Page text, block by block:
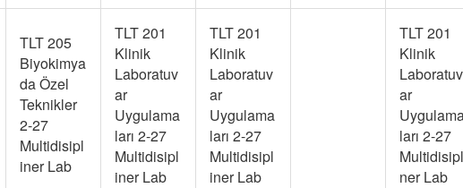
TLT 205
Biyokimya
da Özel
Teknikler
2-27
Multidisipl
iner Lab
TLT 201
Klinik
Laboratuv
ar
Uygulama
ları 2-27
Multidisipl
iner Lab
TLT 201
Klinik
Laboratuv
ar
Uygulama
ları 2-27
Multidisipl
iner Lab
TLT 201
Klinik
Laboratuv
ar
ları 2-27
ner Lab